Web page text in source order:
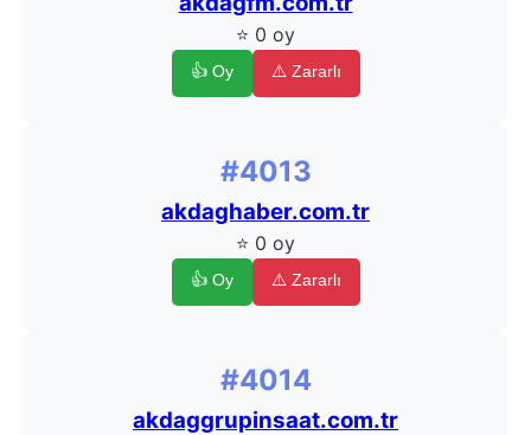
⭐ 0 oy
👍 Oy ⚠️ Zararlı
#4013
akdaghaber.com.tr
⭐ 0 oy
👍 Oy ⚠️ Zararlı
#4014
akdaggrupinsaat.com.tr